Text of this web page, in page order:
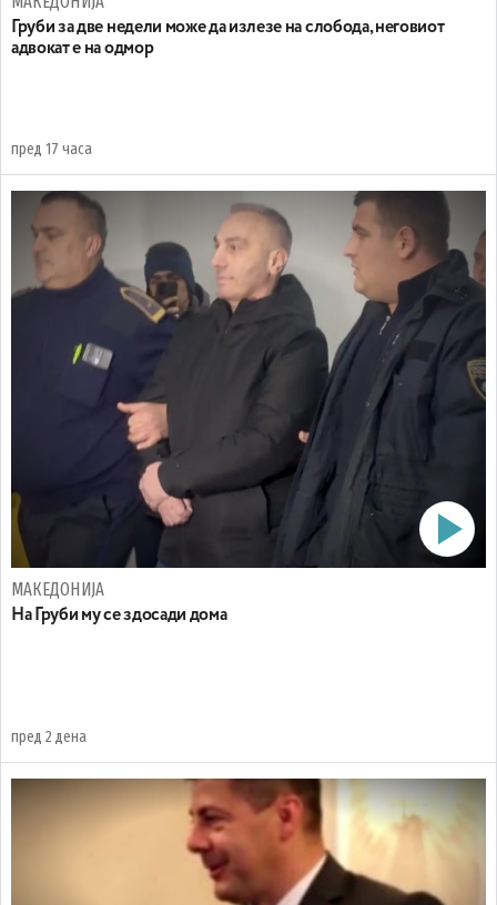
Груби за две недели може да излезе на слобода, неговиот
адвокат е на одмор
пред 17 часа
МАКЕДОНИЈА
На Груби му се здосади дома
пред 2 дена